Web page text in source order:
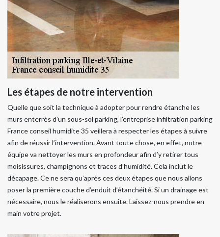
Les étapes de notre intervention
Quelle que soit la technique à adopter pour rendre étanche les
murs enterrés d’un sous-sol parking, l’entreprise infiltration parking
France conseil humidite 35 veillera à respecter les étapes à suivre
afin de réussir l’intervention. Avant toute chose, en effet, notre
équipe va nettoyer les murs en profondeur afin d’y retirer tous
moisissures, champignons et traces d’humidité. Cela inclut le
décapage. Ce ne sera qu’après ces deux étapes que nous allons
poser la première couche d’enduit d’étanchéité. Si un drainage est
nécessaire, nous le réaliserons ensuite. Laissez-nous prendre en
main votre projet.